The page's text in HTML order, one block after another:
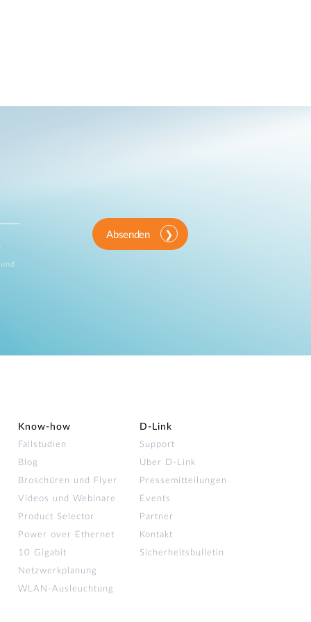
Absenden
Know-how
Fallstudien
Blog
Broschüren und Flyer
Videos und Webinare
Product Selector
Power over Ethernet
10 Gigabit
Netzwerkplanung
WLAN-Ausleuchtung
D‑Link
Support
Über D-Link
Pressemitteilungen
Events
Partner
Kontakt
Sicherheitsbulletin